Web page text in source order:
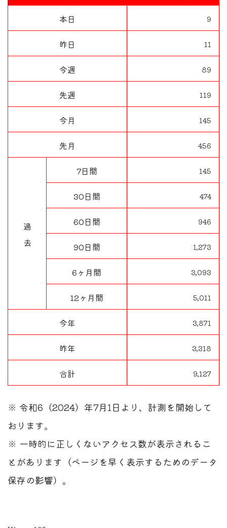
本日 9
昨日 11
今週 89
先週 119
今月 145
先月 456
過
去
7日間 145
30日間 474
60日間 946
90日間 1,273
6ヶ月間 3,093
12ヶ月間 5,011
今年 3,871
昨年 3,318
合計 9,127
※ 令和6（2024）年7月1日より、計測を開始して
おります。
※ 一時的に正しくないアクセス数が表示されるこ
とがあります（ページを早く表示するためのデータ
保存の影響）。